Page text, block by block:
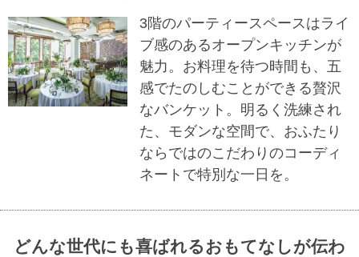
3階のパーティースペースはライ
ブ感のあるオープンキッチンが
魅力。お料理を待つ時間も、五
感でたのしむことができる贅沢
なバンケット。明るく洗練され
た、モダンな空間で、おふたり
ならではのこだわりのコーディ
ネートで特別な一日を。
どんな世代にも喜ばれるおもてなしが伝わ